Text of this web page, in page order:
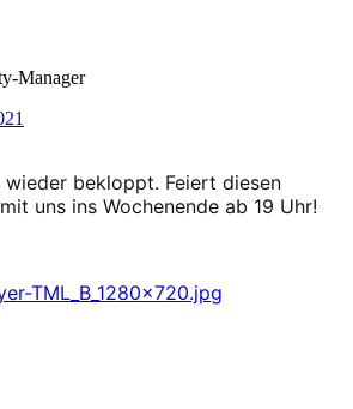
Manager
wieder bekloppt. Feiert diesen
uns ins Wochenende ab 19 Uhr!
TML_B_1280x720.jpg